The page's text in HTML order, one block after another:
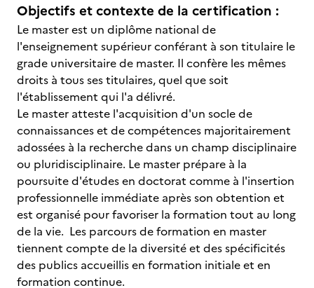
Objectifs et contexte de la certification :
Le master est un diplôme national de
l'enseignement supérieur conférant à son titulaire le
grade universitaire de master. Il confère les mêmes
droits à tous ses titulaires, quel que soit
l'établissement qui l'a délivré.
Le master atteste l'acquisition d'un socle de
connaissances et de compétences majoritairement
adossées à la recherche dans un champ disciplinaire
ou pluridisciplinaire. Le master prépare à la
poursuite d'études en doctorat comme à l'insertion
professionnelle immédiate après son obtention et
est organisé pour favoriser la formation tout au long
de la vie. Les parcours de formation en master
tiennent compte de la diversité et des spécificités
des publics accueillis en formation initiale et en
formation continue.